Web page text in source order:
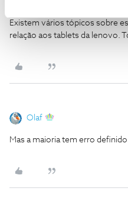
Existem vários tópicos sobre
relação aos tablets da lenovo.
Olaf
Mas a maioria tem erro